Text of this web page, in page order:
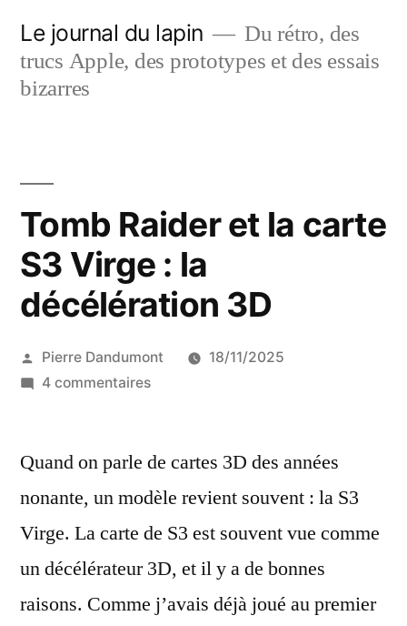
contenu
Le journal du lapin
Du rétro, des
trucs Apple, des prototypes et des essais
bizarres
Tomb Raider et la carte
S3 Virge : la
décélération 3D
Publié
par
Pierre Dandumont
18/11/2025
4 commentairessur
et
carte
S3
Virge
la
Quand on parle de cartes 3D des années
nonante, un modèle revient souvent : la S3
Virge. La carte de S3 est souvent vue comme
un décélérateur 3D, et il y a de bonnes
raisons. Comme j’avais déjà joué au premier